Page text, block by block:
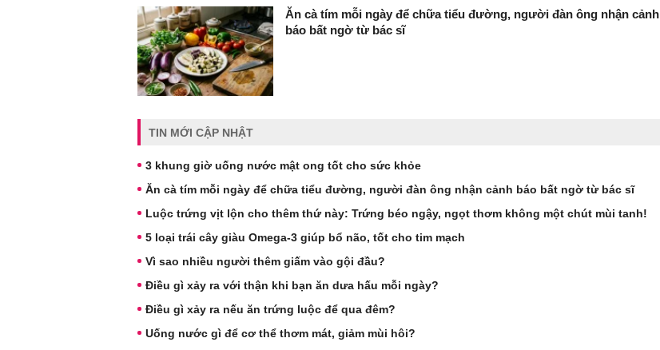
Ăn cà tím mỗi ngày để chữa tiểu đường, người đàn ông nhận cảnh
báo bất ngờ từ bác sĩ
TIN MỚI CẬP NHẬT
3 khung giờ uống nước mật ong tốt cho sức khỏe
Ăn cà tím mỗi ngày để chữa tiểu đường, người đàn ông nhận cảnh báo bất ngờ từ bác sĩ
Luộc trứng vịt lộn cho thêm thứ này: Trứng béo ngậy, ngọt thơm không một chút mùi tanh!
5 loại trái cây giàu Omega-3 giúp bổ não, tốt cho tim mạch
Vì sao nhiều người thêm giấm vào gội đầu?
Điều gì xảy ra với thận khi bạn ăn dưa hấu mỗi ngày?
Điều gì xảy ra nếu ăn trứng luộc để qua đêm?
Uống nước gì để cơ thể thơm mát, giảm mùi hôi?